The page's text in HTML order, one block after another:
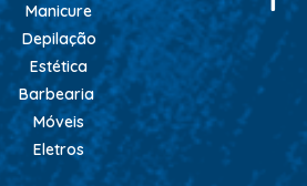
Manicure
Depilação
Estética
Barbearia
Móveis
Eletros